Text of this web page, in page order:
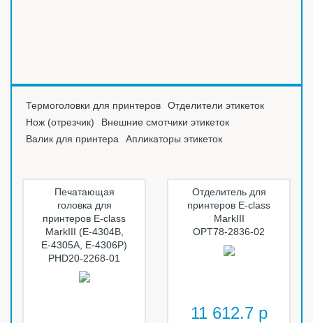
Термоголовки для принтеров
Отделители этикеток
Нож (отрезчик)
Внешние смотчики этикеток
Валик для принтера
Апликаторы этикеток
Печатающая
головка для
принтеров E-class
MarkIII (Е-4304B,
Е-4305A, Е-4306P)
PHD20-2268-01
Отделитель для
принтеров E-class
MarkIII
OPT78-2836-02
11 612.7 р